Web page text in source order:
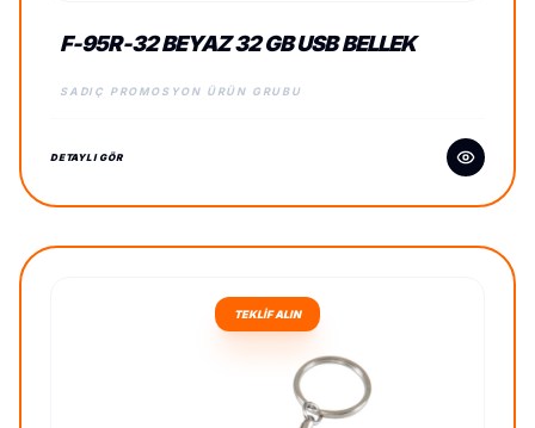
F-95R-32 BEYAZ 32 GB USB BELLEK
SADIÇ PROMOSYON ÜRÜN GRUBU
DETAYLI GÖR
TEKLİF ALIN